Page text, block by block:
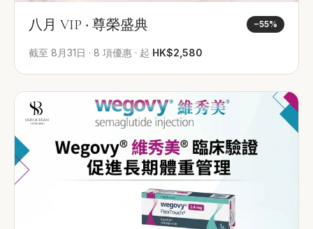
八月 VIP ‧ 尊榮盛典 −55%
截至 8月31日 · 8 項優惠 · 起 HK$2,580